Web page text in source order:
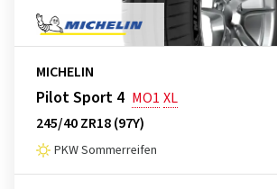
MICHELIN
Pilot Sport 4 MO1 XL
245/40 ZR18 (97Y)
PKW Sommerreifen